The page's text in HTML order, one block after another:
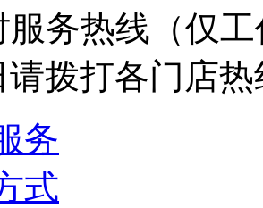
服务热线（仅
请拨打各门店
务
式